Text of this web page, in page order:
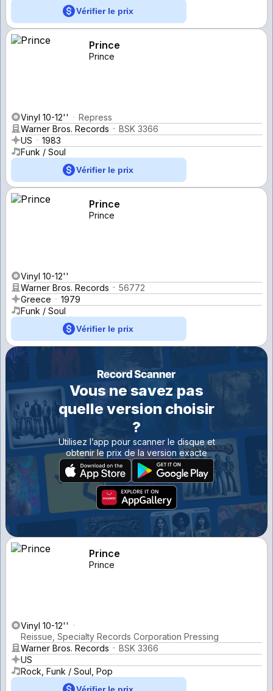
Vérifier le prix
Prince
Prince
Vinyl 10-12''
Repress
Warner Bros. Records
BSK 3366
US
1983
Funk / Soul
Vérifier le prix
Prince
Prince
Vinyl 10-12''
Warner Bros. Records
56772
Greece
1979
Funk / Soul
Vérifier le prix
Vous ne savez pas
quelle version choisir
?
Utilisez l’app pour scanner le disque et
obtenir le prix de la version exacte
Prince
Prince
Vinyl 10-12''
Reissue, Specialty Records Corporation Pressing
Warner Bros. Records
BSK 3366
US
Rock, Funk / Soul, Pop